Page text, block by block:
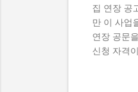
집 연장 공
만 이 사업
연장 공문
신청 자격